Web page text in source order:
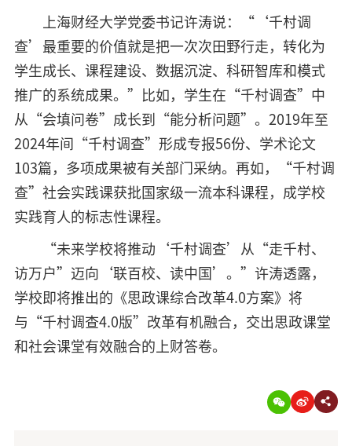
上海财经大学党委书记许涛说：“‘千村调
查’最重要的价值就是把一次次田野行走，转化为
学生成长、课程建设、数据沉淀、科研智库和模式
推广的系统成果。”比如，学生在“千村调查”中
从“会填问卷”成长到“能分析问题”。2019年至
2024年间“千村调查”形成专报56份、学术论文
103篇，多项成果被有关部门采纳。再如，“千村调
查”社会实践课获批国家级一流本科课程，成学校
实践育人的标志性课程。
“未来学校将推动‘千村调查’从“走千村、
访万户”迈向‘联百校、读中国’。”许涛透露，
学校即将推出的《思政课综合改革4.0方案》将
与“千村调查4.0版”改革有机融合，交出思政课堂
和社会课堂有效融合的上财答卷。